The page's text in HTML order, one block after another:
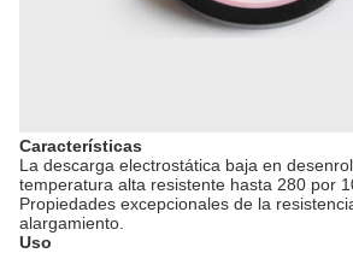
Características
La descarga electrostática baja en
temperatura alta resistente hasta 280 por
Propiedades excepcionales de la
alargamiento.
Uso